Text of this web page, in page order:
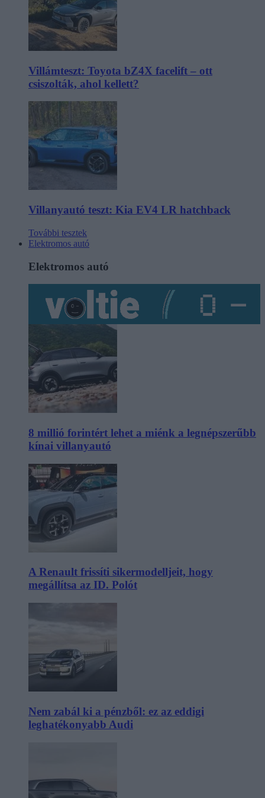
Villámteszt: Toyota bZ4X facelift – ott
csiszolták, ahol kellett?
Villanyautó teszt: Kia EV4 LR hatchback
További tesztek
Elektromos autó
Elektromos autó
8 millió forintért lehet a miénk a legnépszerűbb
kínai villanyautó
A Renault frissíti sikermodelljeit, hogy
megállítsa az ID. Polót
Nem zabál ki a pénzből: ez az eddigi
leghatékonyabb Audi